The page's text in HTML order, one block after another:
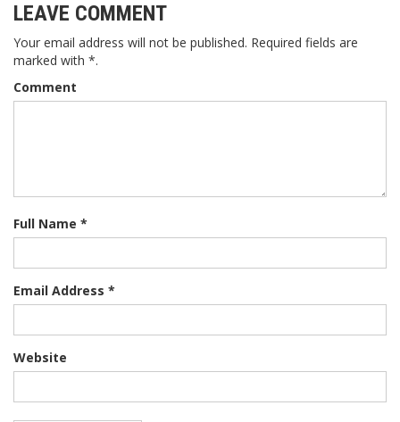
LEAVE COMMENT
Your email address will not be published. Required fields are
marked with *.
Comment
Full Name *
Email Address *
Website